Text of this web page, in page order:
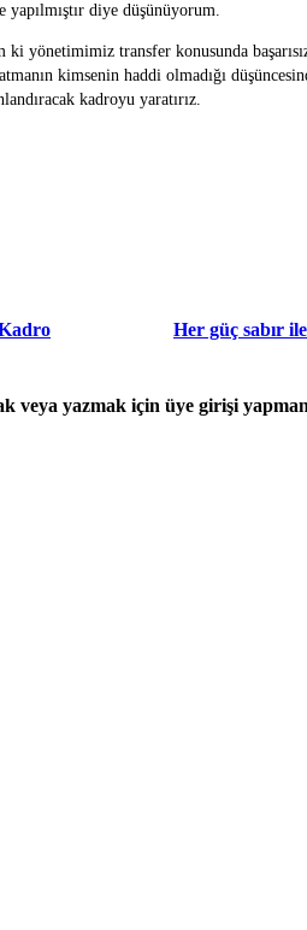
yapılmıştır diye düşünüyorum.
yönetimimiz transfer konusunda
kimsenin haddi olmadığı
kadroyu yaratırız.
Her güç sabır
veya yazmak için üye girişi